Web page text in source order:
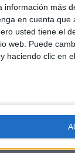
más
en cuenta que
usted tiene el
web. Puede
haciendo clic en
de agosto de